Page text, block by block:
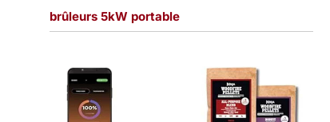
brûleurs 5kW portable